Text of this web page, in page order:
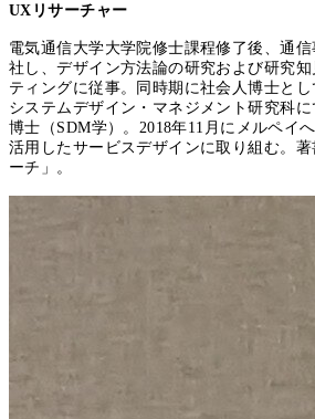
UXリサーチャー
電気通信大学大学院修士課程修了後、通
社し、デザイン方法論の研究および研究
ティングに従事。同時期に社会人博士と
システムデザイン・マネジメント研究科
博士（SDM学）。2018年11月にメルペイ
活用したサービスデザインに取り組む。
ーチ」。